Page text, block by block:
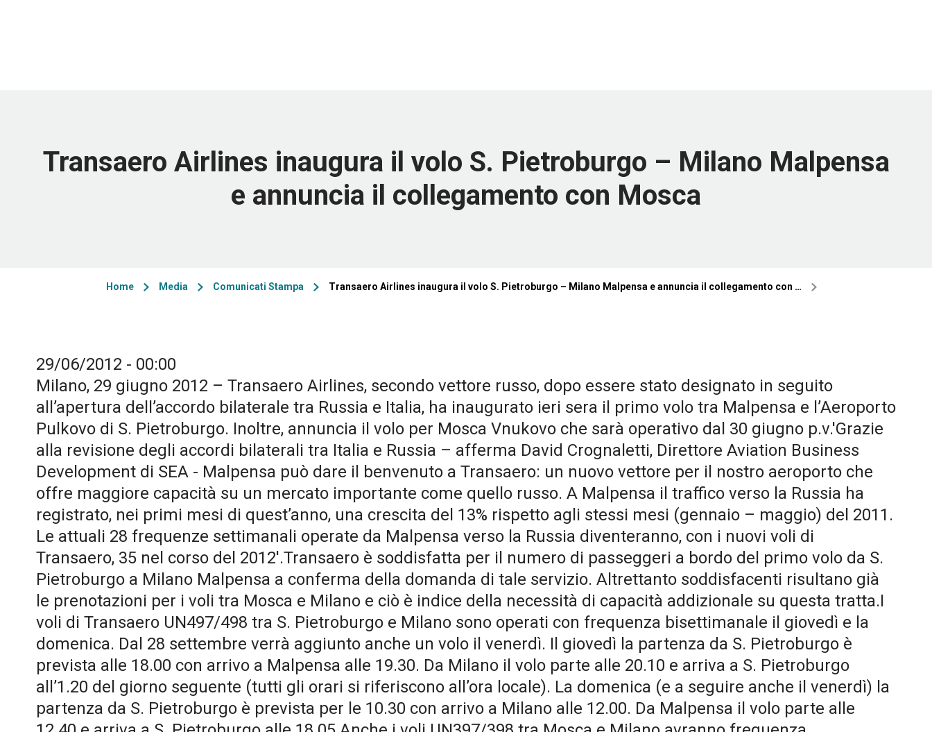
Transaero Airlines inaugura il volo S. Pietroburgo – Milano Malpensa
e annuncia il collegamento con Mosca
Home Media Comunicati Stampa Transaero Airlines inaugura il volo S. Pietroburgo – Milano Malpensa e annuncia il collegamento con …
29/06/2012 - 00:00
Milano, 29 giugno 2012 – Transaero Airlines, secondo vettore russo, dopo essere stato designato in seguito
all’apertura dell’accordo bilaterale tra Russia e Italia, ha inaugurato ieri sera il primo volo tra Malpensa e l’Aeroporto
Pulkovo di S. Pietroburgo. Inoltre, annuncia il volo per Mosca Vnukovo che sarà operativo dal 30 giugno p.v.'Grazie
alla revisione degli accordi bilaterali tra Italia e Russia – afferma David Crognaletti, Direttore Aviation Business
Development di SEA - Malpensa può dare il benvenuto a Transaero: un nuovo vettore per il nostro aeroporto che
offre maggiore capacità su un mercato importante come quello russo. A Malpensa il traffico verso la Russia ha
registrato, nei primi mesi di quest’anno, una crescita del 13% rispetto agli stessi mesi (gennaio – maggio) del 2011.
Le attuali 28 frequenze settimanali operate da Malpensa verso la Russia diventeranno, con i nuovi voli di
Transaero, 35 nel corso del 2012'.Transaero è soddisfatta per il numero di passeggeri a bordo del primo volo da S.
Pietroburgo a Milano Malpensa a conferma della domanda di tale servizio. Altrettanto soddisfacenti risultano già
le prenotazioni per i voli tra Mosca e Milano e ciò è indice della necessità di capacità addizionale su questa tratta.I
voli di Transaero UN497/498 tra S. Pietroburgo e Milano sono operati con frequenza bisettimanale il giovedì e la
domenica. Dal 28 settembre verrà aggiunto anche un volo il venerdì. Il giovedì la partenza da S. Pietroburgo è
prevista alle 18.00 con arrivo a Malpensa alle 19.30. Da Milano il volo parte alle 20.10 e arriva a S. Pietroburgo
all’1.20 del giorno seguente (tutti gli orari si riferiscono all’ora locale). La domenica (e a seguire anche il venerdì) la
partenza da S. Pietroburgo è prevista per le 10.30 con arrivo a Milano alle 12.00. Da Malpensa il volo parte alle